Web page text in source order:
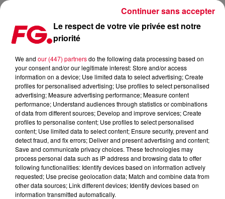
LA FÊTE DU COURT MÉTRAGE REVIENT DU 25 AU 31 MARS !
À l'occasion de La Fête du court métrage, découvrez
gratuitement le court métrage : Pourquoi parlez-vous si bas
Le respect de votre vie privée est notre
priorité
We and our (447) partnersdo the following data processing based on
your consent and/or our legitimate interest: Store and/or access
information on a device; Use limited data to select advertising; Create
profiles for personalised advertising; Use profiles to select personalised
advertising; Measure advertising performance; Measure content
performance; Understand audiences through statistics or combinations
of data from different sources; Develop and improve services; Create
profiles to personalise content; Use profiles to select personalised
content; Use limited data to select content; Ensure security, prevent and
detect fraud, and fix errors; Deliver and present advertising and content;
Save and communicate privacy choices. These technologies may
process personal data such as IP address and browsing data to offer
following functionalities: Identify devices based on information actively
requested; Use precise geolocation data; Match and combine data from
other data sources; Link different devices; Identify devices based on
information transmitted automatically.
Continuer sans accepter